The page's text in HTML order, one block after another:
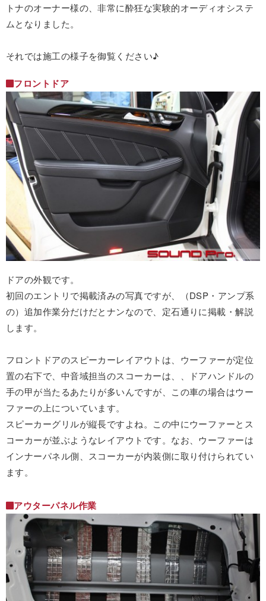
トナのオーナー様の、非常に酔狂な実験的オーディオシステ
ムとなりました。
それでは施工の様子を御覧ください♪
フロントドア
ドアの外観です。
初回のエントリで掲載済みの写真ですが、（DSP・アンプ系
の）追加作業分だけだとナンなので、定石通りに掲載・解説
します。
フロントドアのスピーカーレイアウトは、ウーファーが定位
置の右下で、中音域担当のスコーカーは、、ドアハンドルの
手の甲が当たるあたりが多いんですが、この車の場合はウー
ファーの上についています。
スピーカーグリルが縦長ですよね。この中にウーファーとス
コーカーが並ぶようなレイアウトです。なお、ウーファーは
インナーパネル側、スコーカーが内装側に取り付けられてい
ます。
アウターパネル作業